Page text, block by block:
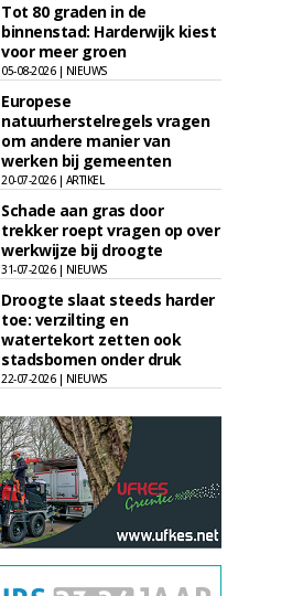
Tot 80 graden in de
binnenstad: Harderwijk kiest
voor meer groen
05-08-2026 | NIEUWS
Europese
natuurherstelregels vragen
om andere manier van
werken bij gemeenten
20-07-2026 | ARTIKEL
Schade aan gras door
trekker roept vragen op over
werkwijze bij droogte
31-07-2026 | NIEUWS
Droogte slaat steeds harder
toe: verzilting en
watertekort zetten ook
stadsbomen onder druk
22-07-2026 | NIEUWS